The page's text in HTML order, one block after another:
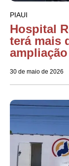
PIAUI
Hospital
terá mais
30 de maio de 2026